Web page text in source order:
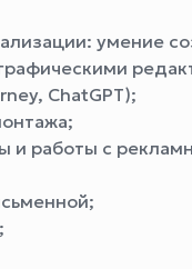
умение
ChatGPT);
и работы с